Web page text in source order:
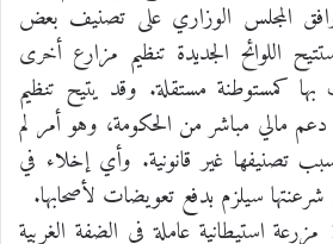
المجلس الوزاري على تصنيف بعض
اللوائح الجديدة تنظيم مزارع أخرى
كمستوطنة مستقلة. وقد يتيح تنظيم
مالي مباشر من الحكومة، وهو أمر لم
تصنيفها غير قانونية. وأي إخلاء في
سيلزم بدفع تعويضات لأصحابها.
حالياً، هناك حوالي 100 مزرعة استيطانية عاملة في الضفة الغربية